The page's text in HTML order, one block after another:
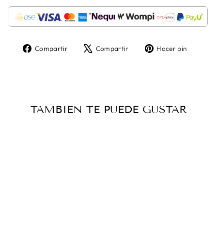
Compartir
CompartirCompartir
TuitearHacer pin
TAMBIEN TE PUEDE GUSTAR